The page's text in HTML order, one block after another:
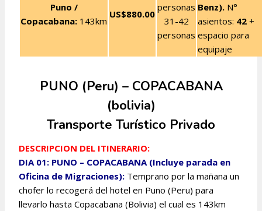
Puno /
Copacabana: 143km
US$880.00
personas
31-42
personas
Benz). N°
asientos: 42 +
espacio para
equipaje
PUNO (Peru) – COPACABANA
(bolivia)
Transporte Turístico Privado
DESCRIPCION DEL ITINERARIO:
DIA 01: PUNO – COPACABANA (Incluye parada en
Oficina de Migraciones): Temprano por la mañana un
chofer lo recogerá del hotel en Puno (Peru) para
llevarlo hasta Copacabana (Bolivia) el cual es 143km